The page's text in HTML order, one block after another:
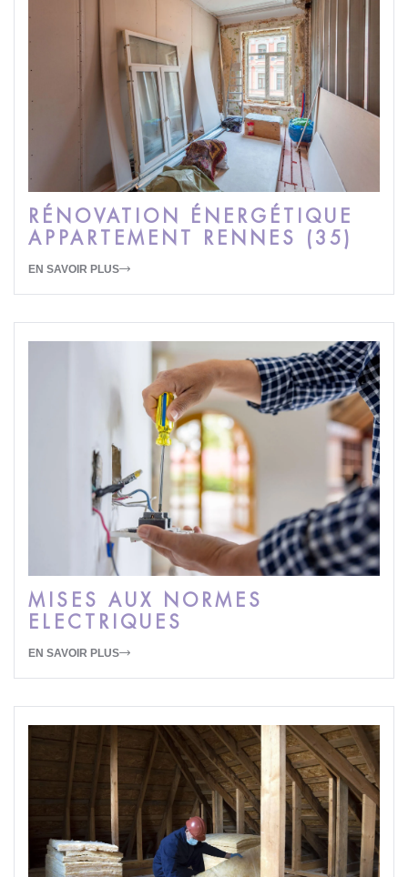
RÉNOVATION ÉNERGÉTIQUE
APPARTEMENT RENNES (35)
EN SAVOIR PLUS
MISES AUX NORMES
ELECTRIQUES
EN SAVOIR PLUS